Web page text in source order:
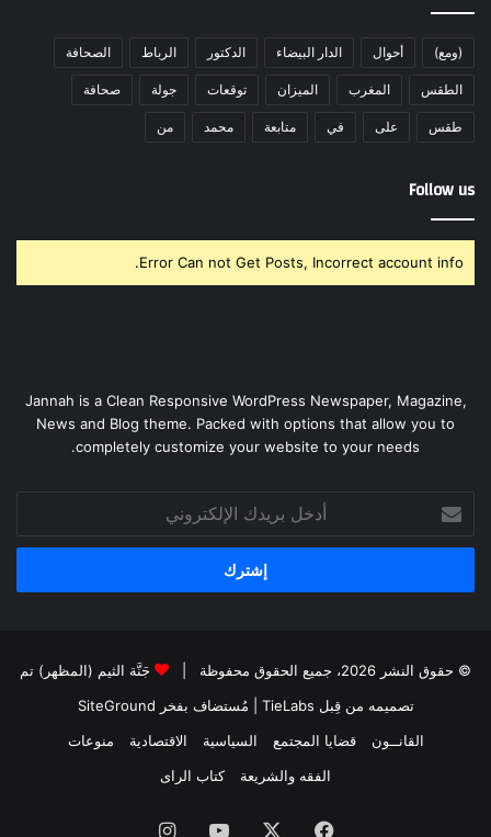
(ومع) أحوال الدار البيضاء الدكتور الرباط الصحافة
الطقس المغرب الميزان توقعات جولة صحافة
طقس على في متابعة محمد من
Follow us
Error Can not Get Posts, Incorrect account info.
Jannah is a Clean Responsive WordPress Newspaper, Magazine,
News and Blog theme. Packed with options that allow you to
completely customize your website to your needs.
بريدك
الإلكتروني
© حقوق النشر 2026، جميع الحقوق محفوظة |
جَنَّة الثيم (المظهر) تم
تصميمه من قِبل TieLabs
| مُستضاف بفخر SiteGround
القانــون
قضايا المجتمع السياسية الاقتصادية
منوعات
الفقه والشريعة
كتاب الراى
فيسبوك يوتيوبانستقرام